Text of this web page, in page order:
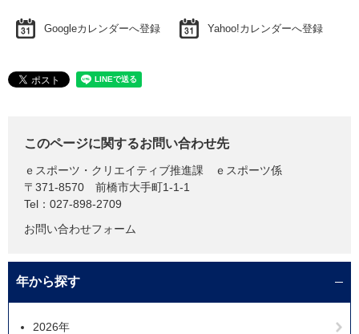
Googleカレンダーへ登録 Yahoo!カレンダーへ登録
このページに関するお問い合わせ先
ｅスポーツ・クリエイティブ推進課
ｅスポーツ係
〒371-8570
前橋市大手町1-1-1
Tel：027-898-2709
お問い合わせフォーム
年から探す
2026年